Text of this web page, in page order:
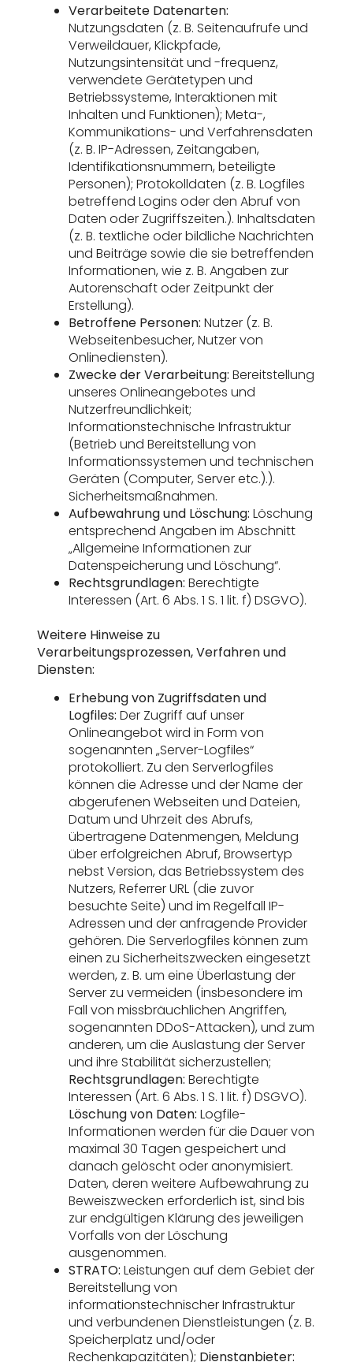
Verarbeitete Datenarten:
Nutzungsdaten (z. B. Seitenaufrufe und
Verweildauer, Klickpfade,
Nutzungsintensität und -frequenz,
verwendete Gerätetypen und
Betriebssysteme, Interaktionen mit
Inhalten und Funktionen); Meta-,
Kommunikations- und Verfahrensdaten
(z. B. IP-Adressen, Zeitangaben,
Identifikationsnummern, beteiligte
Personen); Protokolldaten (z. B. Logfiles
betreffend Logins oder den Abruf von
Daten oder Zugriffszeiten.). Inhaltsdaten
(z. B. textliche oder bildliche Nachrichten
und Beiträge sowie die sie betreffenden
Informationen, wie z. B. Angaben zur
Autorenschaft oder Zeitpunkt der
Erstellung).
Betroffene Personen: Nutzer (z. B.
Webseitenbesucher, Nutzer von
Onlinediensten).
Zwecke der Verarbeitung: Bereitstellung
unseres Onlineangebotes und
Nutzerfreundlichkeit;
Informationstechnische Infrastruktur
(Betrieb und Bereitstellung von
Informationssystemen und technischen
Geräten (Computer, Server etc.).).
Sicherheitsmaßnahmen.
Aufbewahrung und Löschung: Löschung
entsprechend Angaben im Abschnitt
„Allgemeine Informationen zur
Datenspeicherung und Löschung“.
Rechtsgrundlagen: Berechtigte
Interessen (Art. 6 Abs. 1 S. 1 lit. f) DSGVO).
Weitere Hinweise zu
Verarbeitungsprozessen, Verfahren und
Diensten:
Erhebung von Zugriffsdaten und
Logfiles:Der Zugriff auf unser
Onlineangebot wird in Form von
sogenannten „Server-Logfiles“
protokolliert. Zu den Serverlogfiles
können die Adresse und der Name der
abgerufenen Webseiten und Dateien,
Datum und Uhrzeit des Abrufs,
übertragene Datenmengen, Meldung
über erfolgreichen Abruf, Browsertyp
nebst Version, das Betriebssystem des
Nutzers, Referrer URL (die zuvor
besuchte Seite) und im Regelfall IP-
Adressen und der anfragende Provider
gehören. Die Serverlogfiles können zum
einen zu Sicherheitszwecken eingesetzt
werden, z. B. um eine Überlastung der
Server zu vermeiden (insbesondere im
Fall von missbräuchlichen Angriffen,
sogenannten DDoS-Attacken), und zum
anderen, um die Auslastung der Server
und ihre Stabilität sicherzustellen;
Rechtsgrundlagen: Berechtigte
Interessen (Art. 6 Abs. 1 S. 1 lit. f) DSGVO).
Löschung von Daten: Logfile-
Informationen werden für die Dauer von
maximal 30 Tagen gespeichert und
danach gelöscht oder anonymisiert.
Daten, deren weitere Aufbewahrung zu
Beweiszwecken erforderlich ist, sind bis
zur endgültigen Klärung des jeweiligen
Vorfalls von der Löschung
ausgenommen.
STRATO:Leistungen auf dem Gebiet der
Bereitstellung von
informationstechnischer Infrastruktur
und verbundenen Dienstleistungen (z. B.
Speicherplatz und/oder
Rechenkapazitäten); Dienstanbieter: